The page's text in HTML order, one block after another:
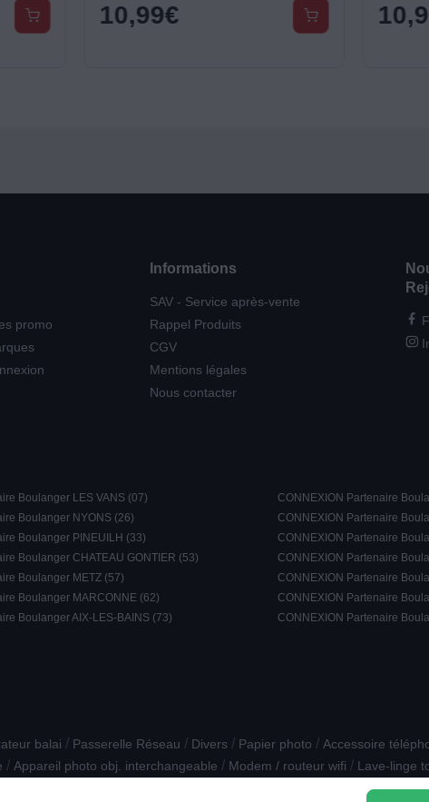
10,99€
promo
Informations
SAV - Service après-vente
Rappel Produits
CGV
Mentions légales
Nous contacter
Boulanger LES VANS (07)
CONNEXION Partenaire
Boulanger NYONS (26)
CONNEXION Partenaire
Boulanger PINEUILH (33)
CONNEXION Partenaire
Boulanger CHATEAU GONTIER (53)
CONNEXION Partenaire
Boulanger METZ (57)
CONNEXION Partenaire
Boulanger MARCONNE (62)
CONNEXION Partenaire
Boulanger AIX-LES-BAINS (73)
CONNEXION Partenaire
balai / Passerelle Réseau / Divers / Papier photo / Accessoire
/ Appareil photo obj. interchangeable / Modem / routeur wifi / Lave-linge